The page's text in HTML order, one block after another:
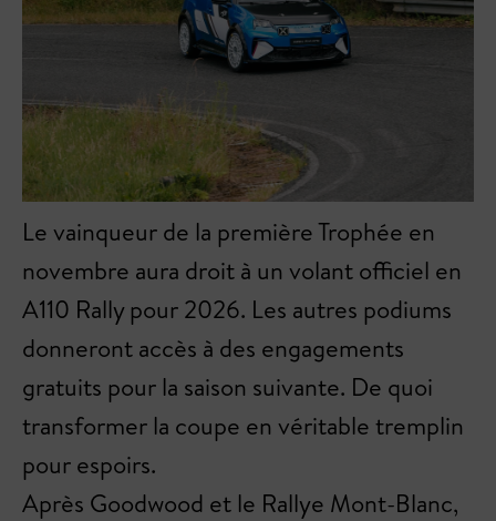
Le vainqueur de la première Trophée en
novembre aura droit à un volant officiel en
A110 Rally pour 2026. Les autres podiums
donneront accès à des engagements
gratuits pour la saison suivante. De quoi
transformer la coupe en véritable tremplin
pour espoirs.
Après Goodwood et le Rallye Mont-Blanc,